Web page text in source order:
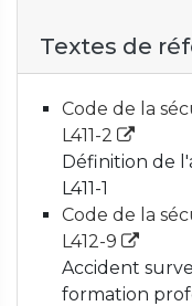
Textes de
Code de la
L411-2
Définition de
L411-1
Code de la
L412-9
Accident
formation